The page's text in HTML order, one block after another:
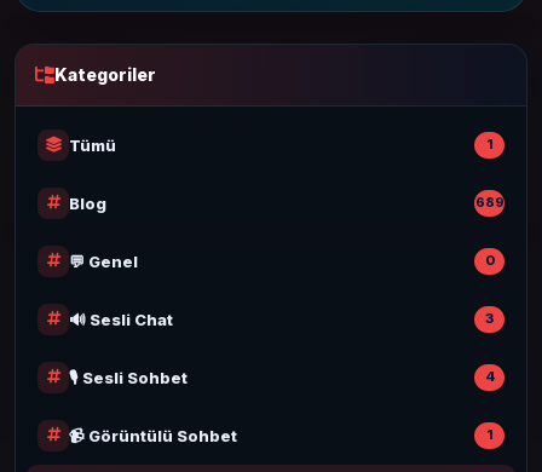
Kategoriler
Tümü 1
Blog 689
💬 Genel 0
🔊 Sesli Chat 3
🎙️ Sesli Sohbet 4
📹 Görüntülü Sohbet 1